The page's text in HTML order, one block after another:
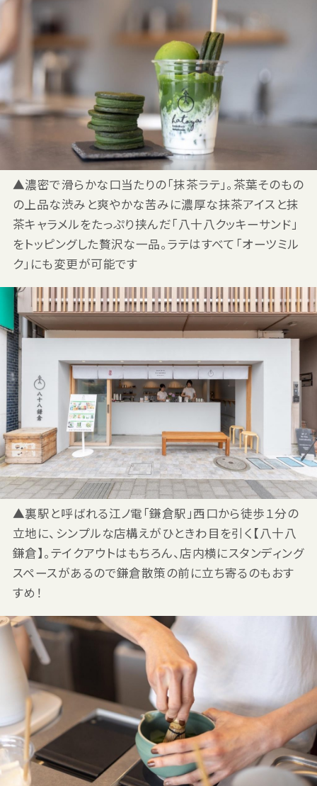
▲濃密で滑らかな口当たりの「抹茶ラテ」。茶葉そのもの
の上品な渋みと爽やかな苦みに濃厚な抹茶アイスと抹
茶キャラメルをたっぷり挟んだ「八十八クッキーサンド」
をトッピングした贅沢な一品。ラテはすべて「オーツミル
ク」にも変更が可能です
▲裏駅と呼ばれる江ノ電「鎌倉駅」西口から徒歩１分の
立地に、シンプルな店構えがひときわ目を引く【八十八
鎌倉】。テイクアウトはもちろん、店内横にスタンディング
スペースがあるので鎌倉散策の前に立ち寄るのもおす
すめ！